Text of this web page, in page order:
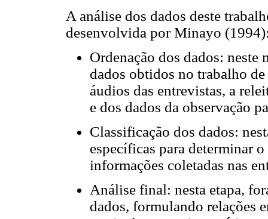
A análise dos dados deste
desenvolvida por Minayo
Ordenação dos dados: neste
dados obtidos no trabalho
áudios das entrevistas, a
e dos dados da observação
Classificação dos dados:
específicas para determinar
informações coletadas nas
Análise final: nesta etapa,
dados, formulando relações